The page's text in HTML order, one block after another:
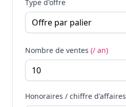
Type d'offre
Nombre de ventes (/ an)
Honoraires / chiffre d'affaires